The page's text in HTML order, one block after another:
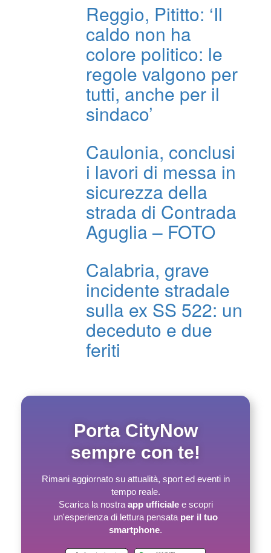
Reggio, Pititto: ‘Il
caldo non ha
colore politico: le
regole valgono per
tutti, anche per il
sindaco’
Caulonia, conclusi
i lavori di messa in
sicurezza della
strada di Contrada
Aguglia – FOTO
Calabria, grave
incidente stradale
sulla ex SS 522: un
deceduto e due
feriti
Porta CityNow
sempre con te!
Rimani aggiornato su attualità, sport ed eventi in
tempo reale.
Scarica la nostra app ufficialee scopri
un'esperienza di lettura pensata per il tuo
smartphone.